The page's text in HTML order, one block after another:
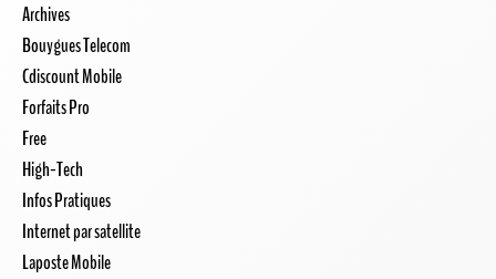
Archives
Bouygues Telecom
Cdiscount Mobile
Forfaits Pro
Free
High-Tech
Infos Pratiques
Internet par satellite
Laposte Mobile